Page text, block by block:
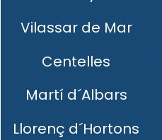
Vilassar de Mar
Centelles
Martí d´Albars
Llorenç d´Hortons